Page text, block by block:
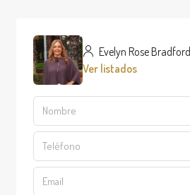
Evelyn Rose Bradford
Ver listados